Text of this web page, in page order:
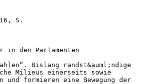
S.
in den Parlamenten
Bislang randst&auml;ndige
Milieus einerseits sowie
und formieren eine Bewegung der